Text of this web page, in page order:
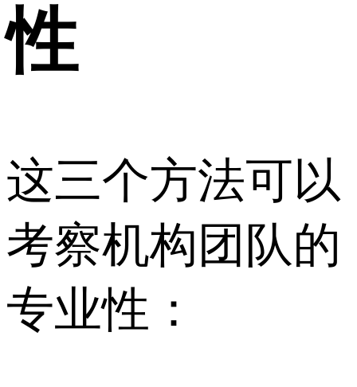
性
这三个方法可以
考察机构团队的
专业性：